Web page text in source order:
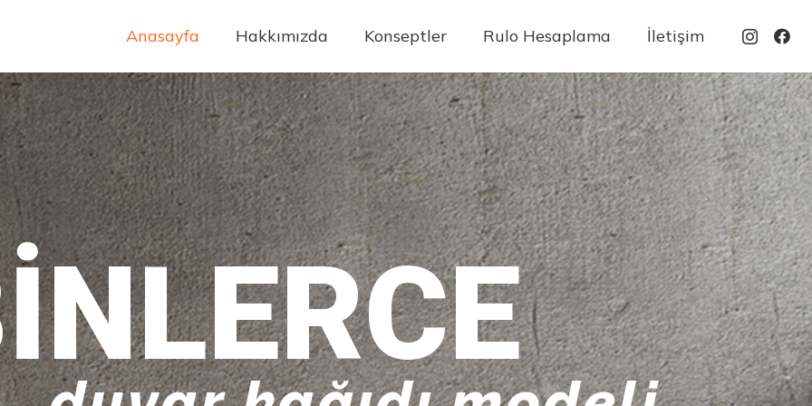
Anasayfa Hakkımızda Konseptler Rulo Hesaplama İletişim